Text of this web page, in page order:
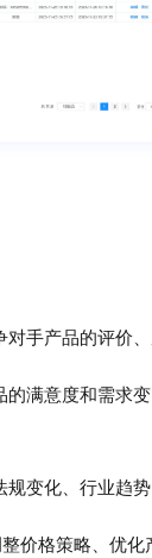
手产品的评价
的满意度和需求变
规变化、行业趋势
价格策略、优化